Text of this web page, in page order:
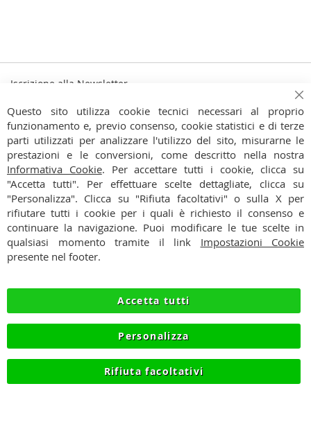
Iscrizione alla Newsletter
alla
nostra
Newsletter:
Iscriviti
Ho preso visione dell'Informativa Privacy
CONTATTI
CONDIZIONI
PAGAMENTI
PRIVACY
RECESSO
COOKIE
© 2012-2026 NIKMART.IT - P.IVA IT03420740130 - TEL
Questo sito utilizza cookie tecnici necessari al proprio
funzionamento e, previo consenso, cookie statistici e di terze
parti utilizzati per analizzare l'utilizzo del sito, misurarne le
prestazioni e le conversioni, come descritto nella nostra
Informativa Cookie. Per accettare tutti i cookie, clicca su
"Accetta tutti". Per effettuare scelte dettagliate, clicca su
"Personalizza". Clicca su "Rifiuta facoltativi" o sulla X per
rifiutare tutti i cookie per i quali è richiesto il consenso e
continuare la navigazione. Puoi modificare le tue scelte in
qualsiasi momento tramite il link Impostazioni Cookie
presente nel footer.
Accetta tutti
Personalizza
Rifiuta facoltativi